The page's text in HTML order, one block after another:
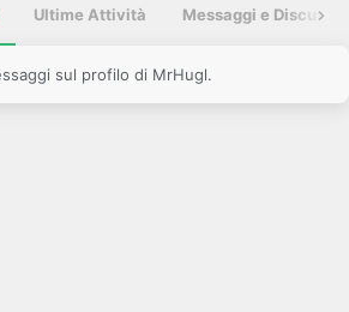
Ultime Attività Messaggi e
sul profilo di MrHugl.